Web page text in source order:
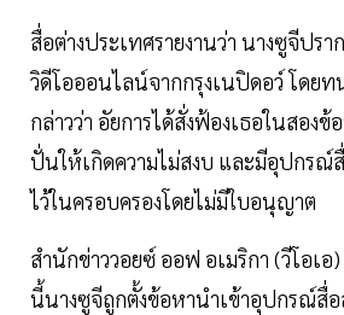
สื่อต่างประเทศรายงานว่า นางซูจีปร
วิดีโอออนไลน์จากกรุงเนปิดอว์ โดยท
กล่าวว่า อัยการได้สั่งฟ้องเธอในสอง
ปั่นให้เกิดความไม่สงบ และมีอุปกรณ์
ไว้ในครอบครองโดยไม่มีใบอนุญาต
สำนักข่าววอยซ์ ออฟ อเมริกา (วีโอเอ
นี้นางซูจีถูกตั้งข้อหานำเข้าอุปกรณ์สื่